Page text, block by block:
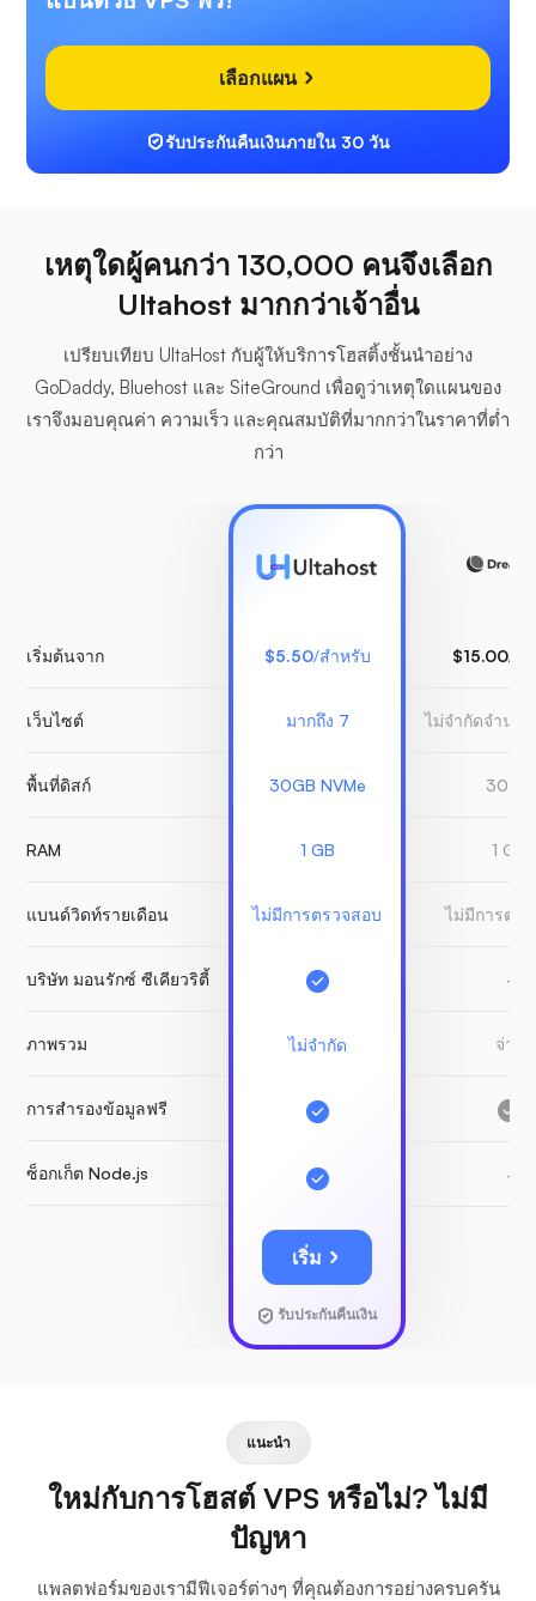
เลือกแผน
รับประกันคืนเงินภายใน 30 วัน
เหตุใดผู้คนกว่า 130,000 คนจึงเลือก
Ultahost มากกว่าเจ้าอื่น
เปรียบเทียบ UltaHost กับผู้ให้บริการโฮสติ้งชั้นนำอย่าง
GoDaddy, Bluehost และ SiteGround เพื่อดูว่าเหตุใดแผนของ
เราจึงมอบคุณค่า ความเร็ว และคุณสมบัติที่มากกว่าในราคาที่ต่ำ
กว่า
เริ่มต้นจาก
เว็บไซต์
พื้นที่ดิสก์
RAM
แบนด์วิดท์รายเดือน
บริษัท มอนรักซ์ ซีเคียวริตี้
ภาพรวม
การสำรองข้อมูลฟรี
ซ็อกเก็ต Node.js
$5.50/สำหรับ
มากถึง 7
30GB NVMe
1 GB
ไม่มีการตรวจสอบ
ไม่จำกัด
เริ่ม
รับประกันคืนเงิน
$15.00/ส
ไม่จำกัดจำนว
30GB
1 GB
ไม่มีการตร
-
จ่าย
-
แนะนำ
ใหม่กับการโฮสต์ VPS หรือไม่? ไม่มี
ปัญหา
แพลตฟอร์มของเรามีฟีเจอร์ต่างๆ ที่คุณต้องการอย่างครบครัน